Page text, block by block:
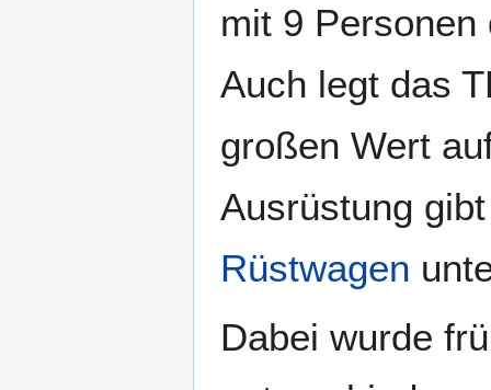
mit 9
Auch legt das
großen Wert
Ausrüstung
Rüstwagen
Dabei wurde